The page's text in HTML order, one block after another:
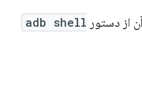
از دستور adb shell